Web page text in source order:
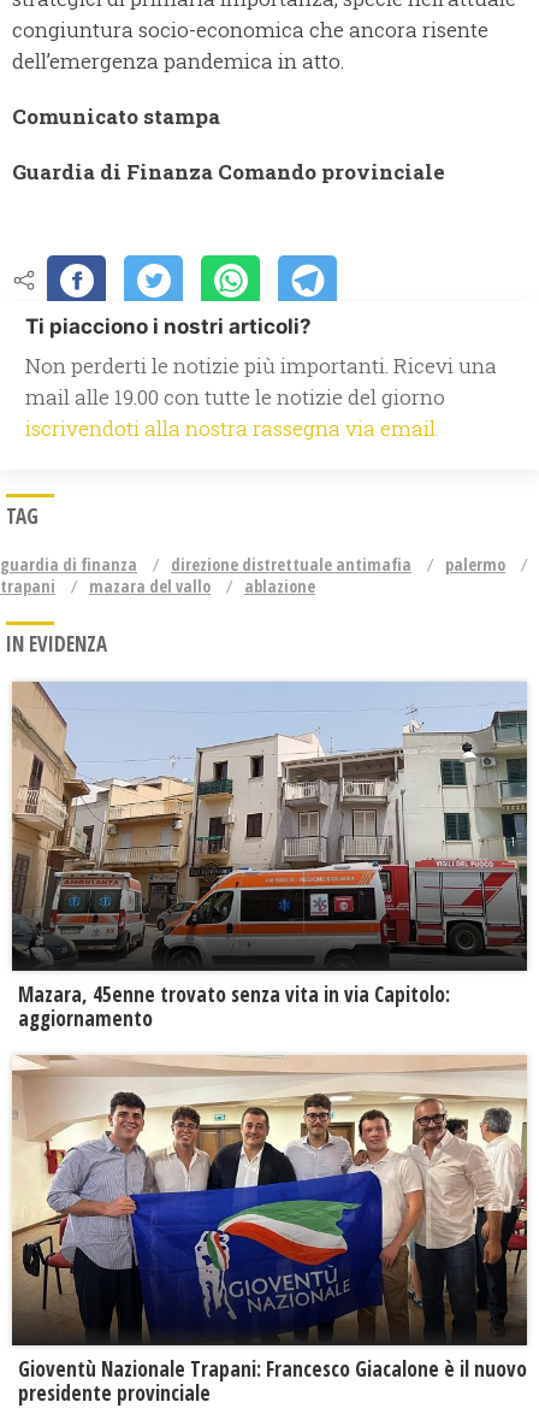
congiuntura socio-economica che ancora risente
dell’emergenza pandemica in atto.
Comunicato stampa
Guardia di Finanza Comando provinciale
Ti piacciono i nostri articoli?
Non perderti le notizie più importanti. Ricevi una
mail alle 19.00 con tutte le notizie del giorno
iscrivendoti alla nostra rassegna via email.
TAG
guardia di finanza direzione distrettuale antimafia
palermo
trapani
mazara del vallo ablazione
IN EVIDENZA
Mazara, 45enne trovato senza vita in via Capitolo:
aggiornamento
Gioventù Nazionale Trapani: Francesco Giacalone è il nuovo
presidente provinciale